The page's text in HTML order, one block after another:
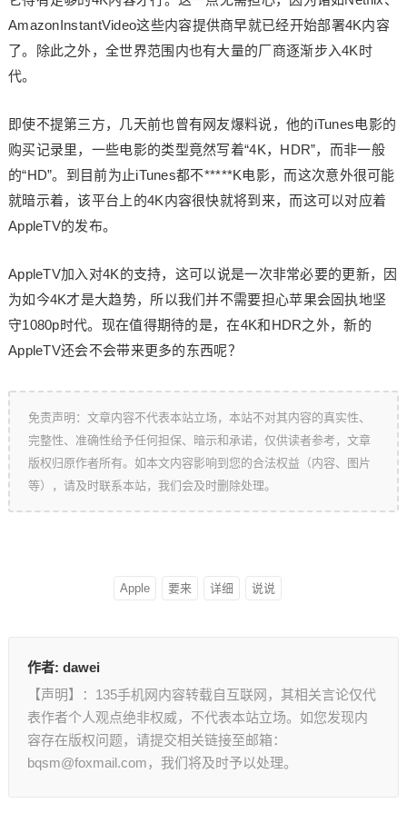
AmazonInstantVideo这些内容提供商早就已经开始部署4K内容
了。除此之外，全世界范围内也有大量的厂商逐渐步入4K时
代。
即使不提第三方，几天前也曾有网友爆料说，他的iTunes电影的
购买记录里，一些电影的类型竟然写着“4K，HDR”，而非一般
的“HD”。到目前为止iTunes都不*****K电影，而这次意外很可能
就暗示着，该平台上的4K内容很快就将到来，而这可以对应着
AppleTV的发布。
AppleTV加入对4K的支持，这可以说是一次非常必要的更新，因
为如今4K才是大趋势，所以我们并不需要担心苹果会固执地坚
守1080p时代。现在值得期待的是，在4K和HDR之外，新的
AppleTV还会不会带来更多的东西呢？
免责声明：文章内容不代表本站立场，本站不对其内容的真实性、
完整性、准确性给予任何担保、暗示和承诺，仅供读者参考，文章
版权归原作者所有。如本文内容影响到您的合法权益（内容、图片
等），请及时联系本站，我们会及时删除处理。
Apple 要来 详细 说说
作者: dawei
【声明】：135手机网内容转载自互联网，其相关言论仅代
表作者个人观点绝非权威，不代表本站立场。如您发现内
容存在版权问题，请提交相关链接至邮箱：
bqsm@foxmail.com，我们将及时予以处理。